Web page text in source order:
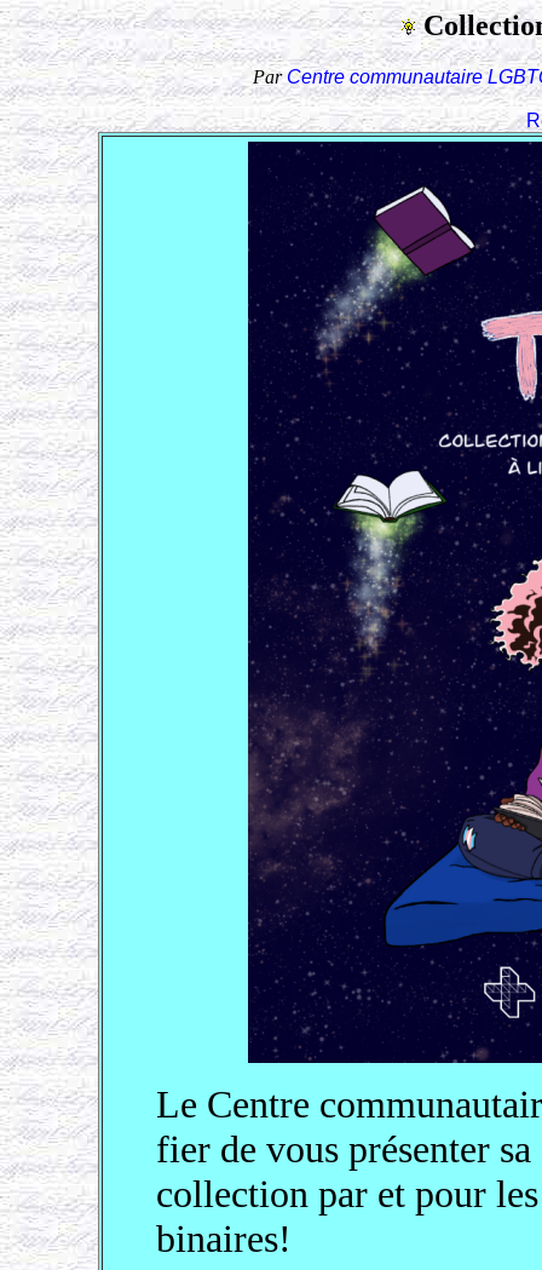
ParCentre communautaire
Le Centre
fier de vous présenter
collection par et pour
binaires!